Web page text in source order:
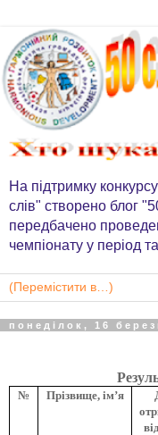
На підтримку
слів" створено блог
передбачено
чемпіонату у період
понеділок, 16
№ Прізвище, ім’я